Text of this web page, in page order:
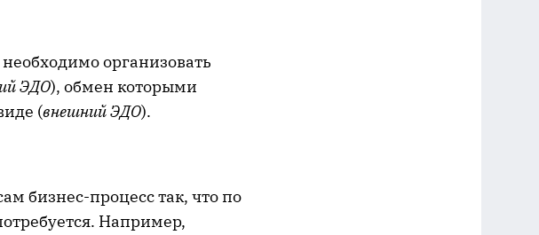
организовать
ЭДО), обмен которыми
(внешний ЭДО).
бизнес-процесс так, что по
Например,